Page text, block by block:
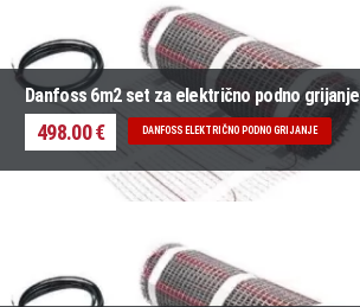
Danfoss 6m2 set za električno podno grijanje
498.00 € DANFOSS ELEKTRIČNO PODNO GRIJANJE